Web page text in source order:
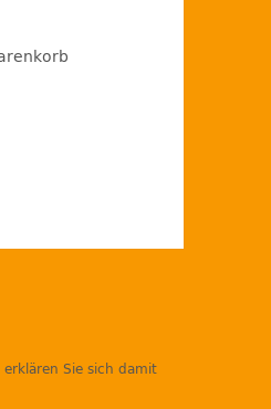
Sie sich damit